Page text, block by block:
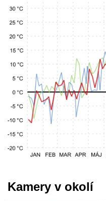
Kamery v okolí